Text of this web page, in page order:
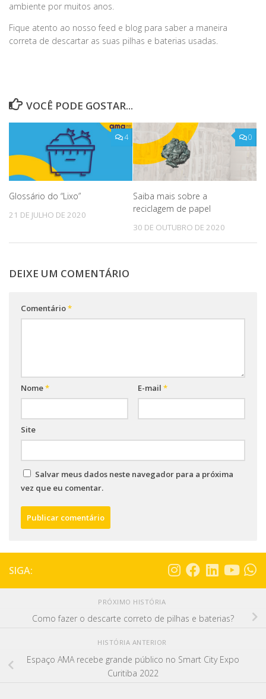
ambiente por muitos anos.
Fique atento ao nosso feed e blog para saber a maneira
correta de descartar as suas pilhas e baterias usadas.
VOCÊ PODE GOSTAR...
4
Glossário do “Lixo”
21 DE JULHO DE 2020
0
Saiba mais sobre a
reciclagem de papel
30 DE OUTUBRO DE 2020
DEIXE UM COMENTÁRIO
Comentário*
Nome* E-mail *
Site
Salvar meus dados neste navegador para a próxima
vez que eu comentar.
SIGA:
PRÓXIMO HISTÓRIA
Como fazer o descarte correto de pilhas e baterias?
HISTÓRIA ANTERIOR
Espaço AMA recebe grande público no Smart City Expo
Curitiba 2022